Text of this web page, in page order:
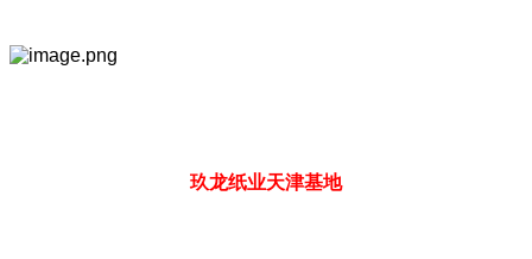
玖龙纸业天津基地